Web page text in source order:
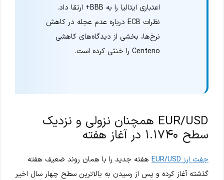
اعتباری ایتالیا را به BBB+ ارتقا داد.
نظرات ECB درباره عدم عجله در کاهش
نرخ‌ها، بخشی از دیدگاه‌های کاهشی
Centeno را خنثی کرده است.
EUR/USD همچنان نزولی و نزدیک
سطح ۱.۱۷۴۰ در آغاز هفته
جفت ارز EUR/USD
هفته جدید را با همان روند ضعیف هفته
گذشته آغاز کرده و پس از رسیدن به بالاترین سطح چهار سال اخیر